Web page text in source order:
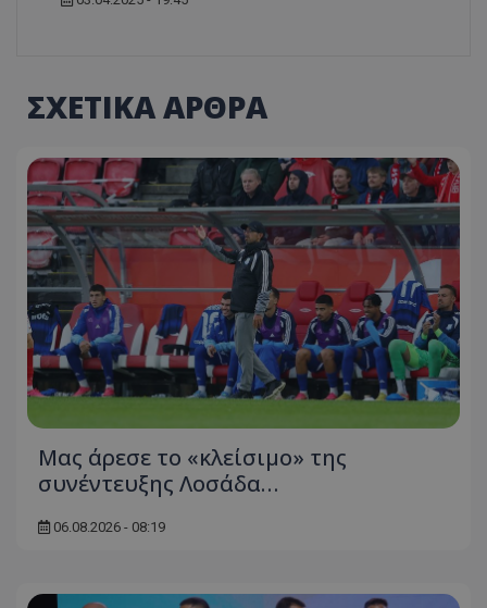
ΣΧΕΤΙΚΑ ΑΡΘΡΑ
Μας άρεσε το «κλείσιμο» της
συνέντευξης Λοσάδα…
06.08.2026 - 08:19